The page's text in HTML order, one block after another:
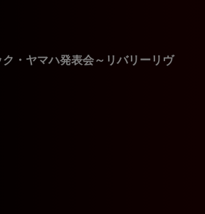
・ヤマハ発表会～リバリーリヴ